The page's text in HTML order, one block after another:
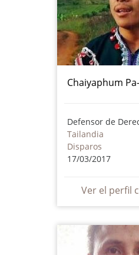
Chaiyaphum
Tailandia
Disparos
17/03/2017
Ver el perfil